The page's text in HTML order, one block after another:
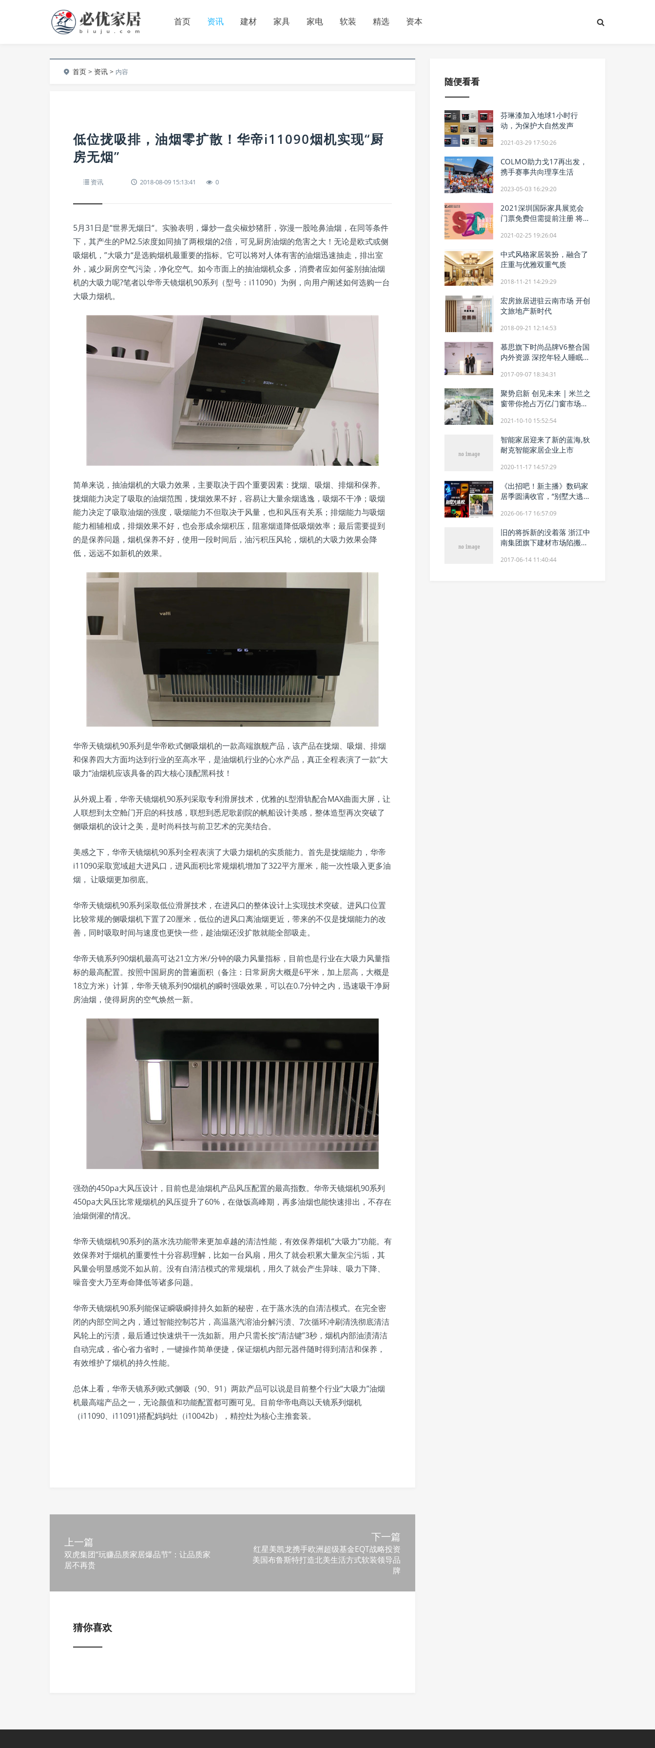
首页 资讯 建材 家具 家电 软装 精选 资本
首页 > 资讯 > 内容
低位拢吸排，油烟零扩散！华帝i11090烟机实现“厨
房无烟”
资讯 2018-08-09 15:13:41 0
5月31日是“世界无烟日“。实验表明，爆炒一盘尖椒炒猪肝，弥漫一股呛鼻油烟，在同等条件
下，其产生的PM2.5浓度如同抽了两根烟的2倍，可见厨房油烟的危害之大！无论是欧式或侧
吸烟机，”大吸力“是选购烟机最重要的指标。它可以将对人体有害的油烟迅速抽走，排出室
外，减少厨房空气污染，净化空气。如今市面上的抽油烟机众多，消费者应如何鉴别抽油烟
机的大吸力呢?笔者以华帝天镜烟机90系列（型号：i11090）为例，向用户阐述如何选购一台
大吸力烟机。
简单来说，抽油烟机的大吸力效果，主要取决于四个重要因素：拢烟、吸烟、排烟和保养。
拢烟能力决定了吸取的油烟范围，拢烟效果不好，容易让大量余烟逃逸，吸烟不干净；吸烟
能力决定了吸取油烟的强度，吸烟能力不但取决于风量，也和风压有关系；排烟能力与吸烟
能力相辅相成，排烟效果不好，也会形成余烟积压，阻塞烟道降低吸烟效率；最后需要提到
的是保养问题，烟机保养不好，使用一段时间后，油污积压风轮，烟机的大吸力效果会降
低，远远不如新机的效果。
华帝天镜烟机90系列是华帝欧式侧吸烟机的一款高端旗舰产品，该产品在拢烟、吸烟、排烟
和保养四大方面均达到行业的至高水平，是油烟机行业的心水产品，真正全程表演了一款“大
吸力“油烟机应该具备的四大核心顶配黑科技！
从外观上看，华帝天镜烟机90系列采取专利滑屏技术，优雅的L型滑轨配合MAX曲面大屏，让
人联想到太空舱门开启的科技感，联想到悉尼歌剧院的帆船设计美感，整体造型再次突破了
侧吸烟机的设计之美，是时尚科技与前卫艺术的完美结合。
美感之下，华帝天镜烟机90系列全程表演了大吸力烟机的实质能力。首先是拢烟能力，华帝
i11090采取宽域超大进风口，进风面积比常规烟机增加了322平方厘米，能一次性吸入更多油
烟， 让吸烟更加彻底。
华帝天镜烟机90系列采取低位滑屏技术，在进风口的整体设计上实现技术突破。进风口位置
比较常规的侧吸烟机下置了20厘米，低位的进风口离油烟更近，带来的不仅是拢烟能力的改
善，同时吸取时间与速度也更快一些，趁油烟还没扩散就能全部吸走。
华帝天镜系列90烟机最高可达21立方米/分钟的吸力风量指标，目前也是行业在大吸力风量指
标的最高配置。按照中国厨房的普遍面积（备注：日常厨房大概是6平米，加上层高，大概是
18立方米）计算，华帝天镜系列90烟机的瞬时强吸效果，可以在0.7分钟之内，迅速吸干净厨
房油烟，使得厨房的空气焕然一新。
强劲的450pa大风压设计，目前也是油烟机产品风压配置的最高指数。华帝天镜烟机90系列
450pa大风压比常规烟机的风压提升了60%，在做饭高峰期，再多油烟也能快速排出，不存在
油烟倒灌的情况。
华帝天镜烟机90系列的蒸水洗功能带来更加卓越的清洁性能，有效保养烟机“大吸力”功能。有
效保养对于烟机的重要性十分容易理解，比如一台风扇，用久了就会积累大量灰尘污垢，其
风量会明显感觉不如从前。没有自清洁模式的常规烟机，用久了就会产生异味、吸力下降、
噪音变大乃至寿命降低等诸多问题。
华帝天镜烟机90系列能保证瞬吸瞬排持久如新的秘密，在于蒸水洗的自清洁模式。在完全密
闭的内部空间之内，通过智能控制芯片，高温蒸汽溶油分解污渍、7次循环冲刷清洗彻底清洁
风轮上的污渍，最后通过快速烘干一洗如新。用户只需长按“清洁键”3秒，烟机内部油渍清洁
自动完成，省心省力省时，一键操作简单便捷，保证烟机内部元器件随时得到清洁和保养，
有效维护了烟机的持久性能。
总体上看，华帝天镜系列欧式侧吸（90、91）两款产品可以说是目前整个行业“大吸力”油烟
机最高端产品之一，无论颜值和功能配置都可圈可见。目前华帝电商以天镜系列烟机
（i11090、i11091)搭配妈妈灶（i10042b），精控灶为核心主推套装。
上一篇
双虎集团“玩赚品质家居爆品节”：让品质家
居不再贵
下一篇
红星美凯龙携手欧洲超级基金EQT战略投资
美国布鲁斯特打造北美生活方式软装领导品
牌
猜你喜欢
随便看看
芬琳漆加入地球1小时行
动，为保护大自然发声
2021-03-29 17:50:26
COLMO助力戈17再出发，
携手赛事共向理享生活
2023-05-03 16:29:20
2021深圳国际家具展览会
门票免费但需提前注册 将于
2021-02-25 19:26:04
中式风格家居装扮，融合了
庄重与优雅双重气质
2018-11-21 14:29:29
宏房旅居进驻云南市场 开创
文旅地产新时代
2018-09-21 12:14:53
慕思旗下时尚品牌V6整合国
内外资源 深挖年轻人睡眠市
2017-09-07 18:34:31
聚势启新 创见未来 | 米兰之
窗带你抢占万亿门窗市场红
2021-10-10 15:52:54
智能家居迎来了新的蓝海,狄
耐克智能家居企业上市
2020-11-17 14:57:29
《出招吧！新主播》数码家
居季圆满收官，“别墅大逃
活“家”
2026-06-17 16:57:09
旧的将拆新的没着落 浙江中
南集团旗下建材市场陷搬迁
2017-06-14 11:40:44